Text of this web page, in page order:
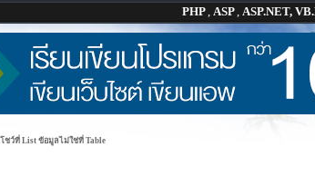
PHP, ASP, ASP.NET,
ชว์ที่ List ข้อมูลไม่ใช่ที่ Table